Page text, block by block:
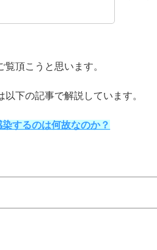
頂こうと思います。
下の記事で解説しています。
するのは何故なのか？